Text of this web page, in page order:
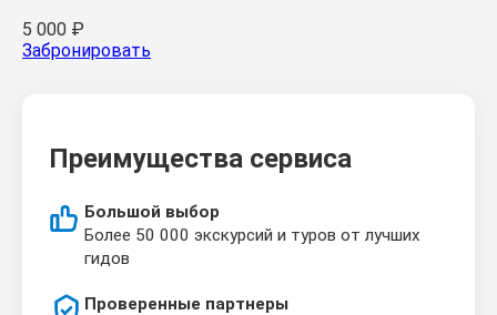
5 000 ₽
Забронировать
Преимущества сервиса
Большой выбор
Более 50 000 экскурсий и туров от лучших
гидов
Проверенные партнеры